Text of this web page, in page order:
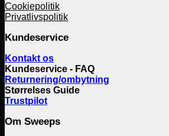
Cookiepolitik
Privatlivspolitik
Kundeservice
Kontakt os
Kundeservice - FAQ
Returnering/ombytning
Størrelses Guide
Trustpilot
Om Sweeps